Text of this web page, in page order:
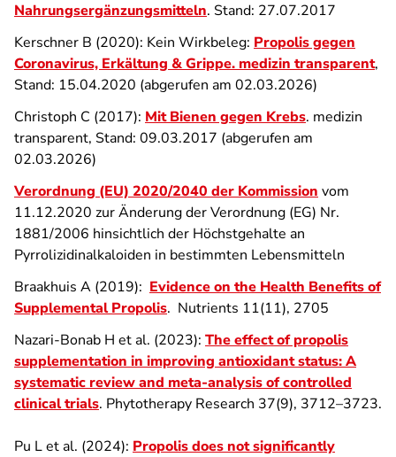
Nahrungsergänzungsmitteln. Stand: 27.07.2017
Kerschner B (2020): Kein Wirkbeleg: Propolis gegen
Coronavirus, Erkältung & Grippe. medizin transparent,
Stand: 15.04.2020 (abgerufen am 02.03.2026)
Christoph C (2017): Mit Bienen gegen Krebs. medizin
transparent, Stand: 09.03.2017 (abgerufen am
02.03.2026)
Verordnung (EU) 2020/2040 der Kommission vom
11.12.2020 zur Änderung der Verordnung (EG) Nr.
1881/2006 hinsichtlich der Höchstgehalte an
Pyrrolizidinalkaloiden in bestimmten Lebensmitteln
Braakhuis A (2019): Evidence on the Health Benefits of
Supplemental Propolis. Nutrients 11(11), 2705
Nazari-Bonab H et al. (2023): The effect of propolis
supplementation in improving antioxidant status: A
systematic review and meta-analysis of controlled
clinical trials. Phytotherapy Research 37(9), 3712–3723.
Pu L et al. (2024): Propolis does not significantly